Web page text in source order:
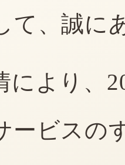
て、誠に
により、
ービスの